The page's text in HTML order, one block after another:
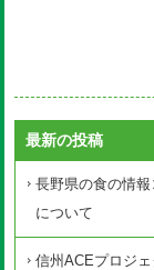
最新の投稿
長野県の食の情
について
信州ACEプロジ